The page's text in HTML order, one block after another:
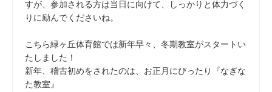
すが、参加される方は当日に向けて、しっかりと体力づく
りに励んでくださいね。
こちら緑ヶ丘体育館では新年早々、冬期教室がスタートい
たしました！
新年、稽古初めをされたのは、お正月にぴったり『なぎな
た教室』